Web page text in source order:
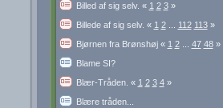
Billed af sig selv. « 1 2 3»
Billede af sig selv. « 1 2... 112 113»
Bjørnen fra Brønshøj « 1 2... 47 48»
Blame SI?
Blær-Tråden. « 1 2 3 4»
Blære tråden...